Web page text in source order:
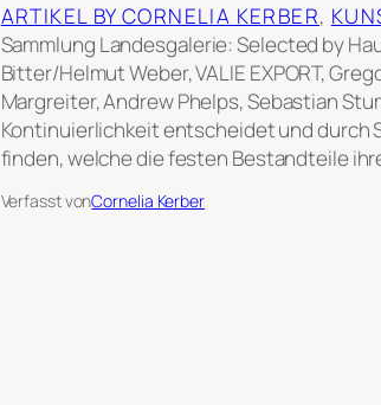
ARTIKEL BY CORNELIA KERBER,
Sammlung Landesgalerie: Selected by
Bitter/Helmut Weber, VALIE EXPORT,
Margreiter, Andrew Phelps, Sebastian
Kontinuierlichkeit entscheidet und
finden, welche die festen Bestandteile
Verfasst vonCornelia Kerber